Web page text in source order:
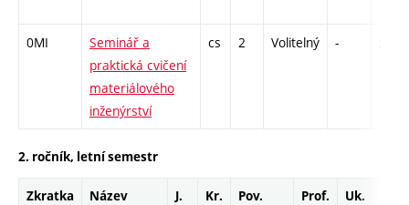
0MI
Seminář a
praktická cvičení
materiálového
inženýrství
cs 2 Volitelný -
2. ročník, letní semestr
Zkratka Název J. Kr. Pov. Prof. Uk.